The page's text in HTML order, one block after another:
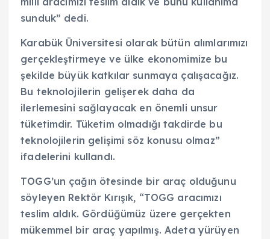
sunduk” dedi.
Karabük Üniversitesi olarak bütün alımlarımızı
gerçekleştirmeye ve ülke ekonomimize bu
şekilde büyük katkılar sunmaya çalışacağız.
Bu teknolojilerin gelişerek daha da
ilerlemesini sağlayacak en önemli unsur
tüketimdir. Tüketim olmadığı takdirde bu
teknolojilerin gelişimi söz konusu olmaz”
ifadelerini kullandı.
TOGG’un çağın ötesinde bir araç olduğunu
söyleyen Rektör Kırışık, “TOGG aracımızı
teslim aldık. Gördüğümüz üzere gerçekten
mükemmel bir araç yapılmış. Adeta yürüyen